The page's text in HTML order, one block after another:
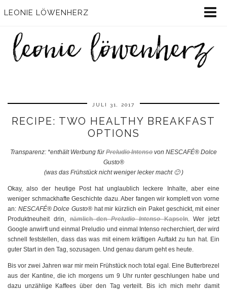
LEONIE LÖWENHERZ
JULI 31, 2017
RECIPE: TWO HEALTHY BREAKFAST
OPTIONS
Transparenz: *enthält Werbung fürPreludio Intenso von NESCAFÉ® Dolce
Gusto®
(was das Frühstück nicht weniger lecker macht 🙂 )
Okay, also der heutige Post hat unglaublich leckere Inhalte, aber eine
weniger schmackhafte Geschichte dazu. Aber fangen wir komplett von vorne
an: NESCAFÉ® Dolce Gusto®hat mir kürzlich ein Paket geschickt, mit einer
Produktneuheit drin,nämlich denPreludio IntensoKapseln. Wer jetzt
Google anwirft und einmal Preludio und einmal Intenso recherchiert, der wird
schnell feststellen, dass das was mit einem kräftigen Auftakt zu tun hat. Ein
guter Start in den Tag, sozusagen. Und genau darum geht es heute.
Bis vor zwei Jahren war mir mein Frühstück noch total egal. Eine Butterbrezel
aus der Kantine, die ich morgens um 9 Uhr runter geschlungen habe und
dazu unzählige Kaffees über den Tag verteilt. Bis ich mich mehr damit